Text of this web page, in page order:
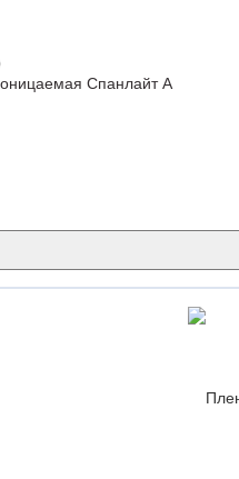
Спанлайт А